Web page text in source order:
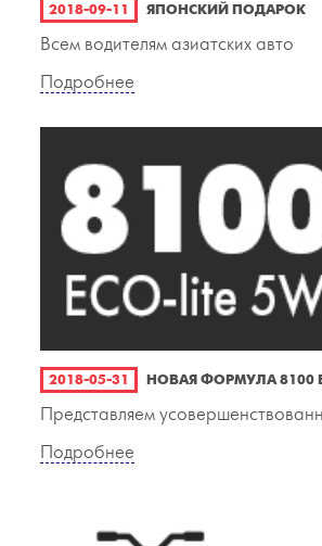
2018-09-11 ЯПОНСКИЙ ПОДАРОК
Всем водителям азиатских авто
Подробнее
2018-05-31 НОВАЯ ФОРМУЛА 8100
Представляем
Подробнее